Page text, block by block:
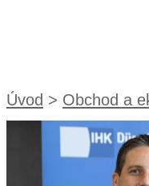
Úvod > Obchod a